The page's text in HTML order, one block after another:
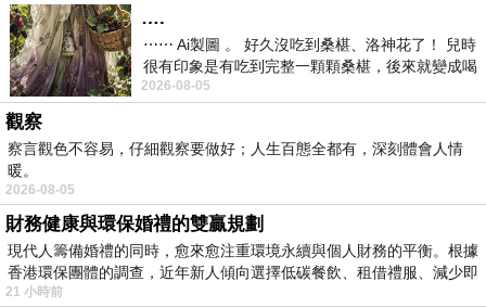
臺灣製鞋工藝的典範 - 德侑實業的運動休
閒鞋面、皮革鞋面與人造皮革鞋面代工服
務
德侑實業已成功打造出專業且全面的鞋面代工服
….
⋯⋯ Ai製圖 。 好久沒吃到桑椹、洛神花了！ 兒時
很有印象是有吃到完整一顆顆桑椹，後來就變成喝
桑椹汁。 現在是連喝都沒喝
2026-08-05
觀察
察言觀色不容易，仔細觀察要做好；人生百態全都有，深刻體會人情
暖。
2026-08-05
財務健康與環保婚禮的雙贏規劃
現代人籌備婚禮的同時，愈來愈注重環境永續與個人財務的平衡。根據
香港環保團體的調查，近年新人傾向選擇低碳餐飲、租借禮服、減少即
21 小時前